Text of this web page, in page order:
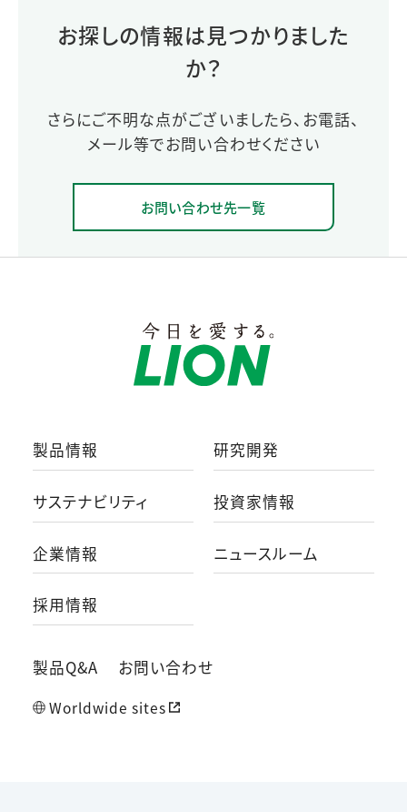
お探しの情報は見つかりました
か？
さらにご不明な点がございましたら、お電話、
メール等でお問い合わせください
お問い合わせ先一覧
製品情報 研究開発
サステナビリティ 投資家情報
企業情報 ニュースルーム
採用情報
製品Q&A お問い合わせ
Worldwide sites